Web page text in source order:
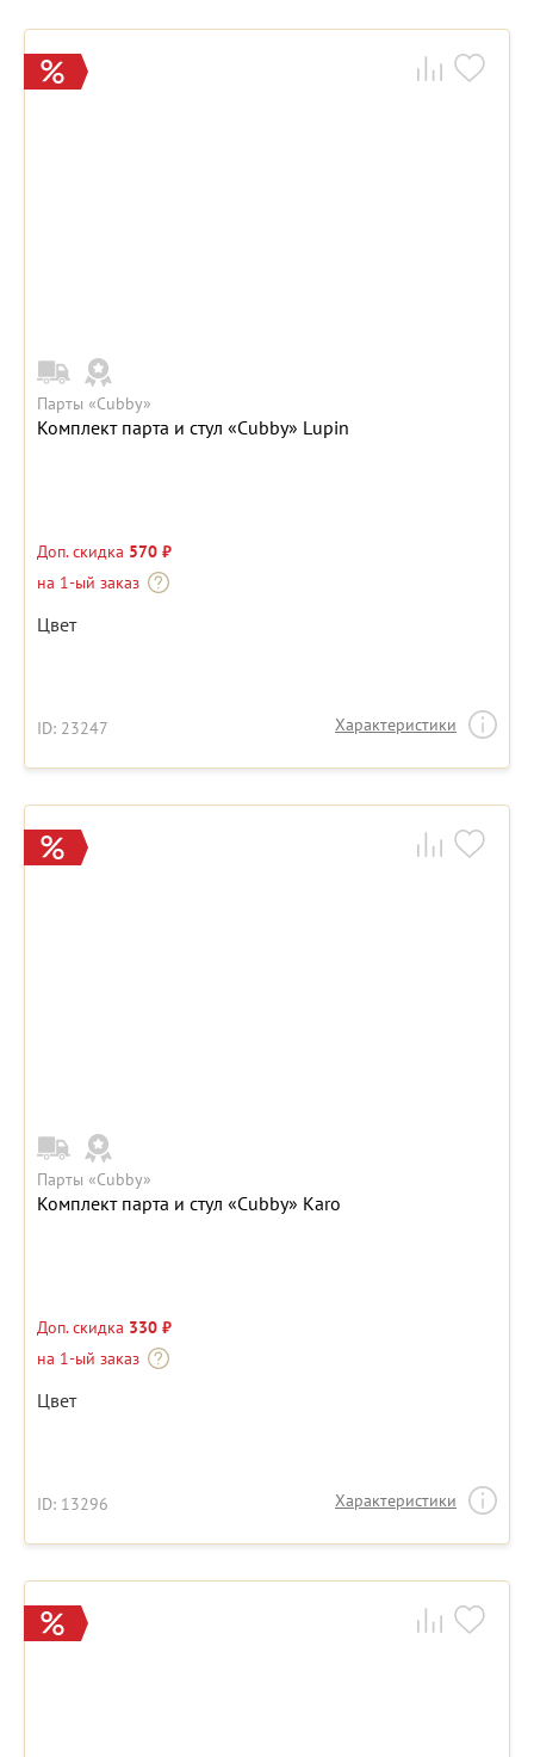
Парты «Cubby»
Комплект парта и стул «Cubby» Lupin
Доп. скидка 570 ₽
на 1-ый заказ
Цвет
ID: 23247 Характеристики
Парты «Cubby»
Комплект парта и стул «Cubby» Karo
Доп. скидка 330 ₽
на 1-ый заказ
Цвет
ID: 13296 Характеристики